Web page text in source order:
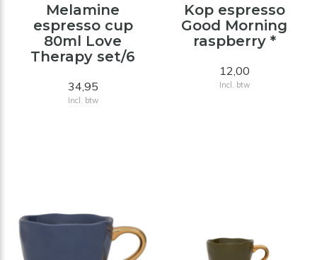
Melamine
espresso cup
80ml Love
Therapy set/6
34,95
Incl. btw
Kop espresso
Good Morning
raspberry *
12,00
Incl. btw